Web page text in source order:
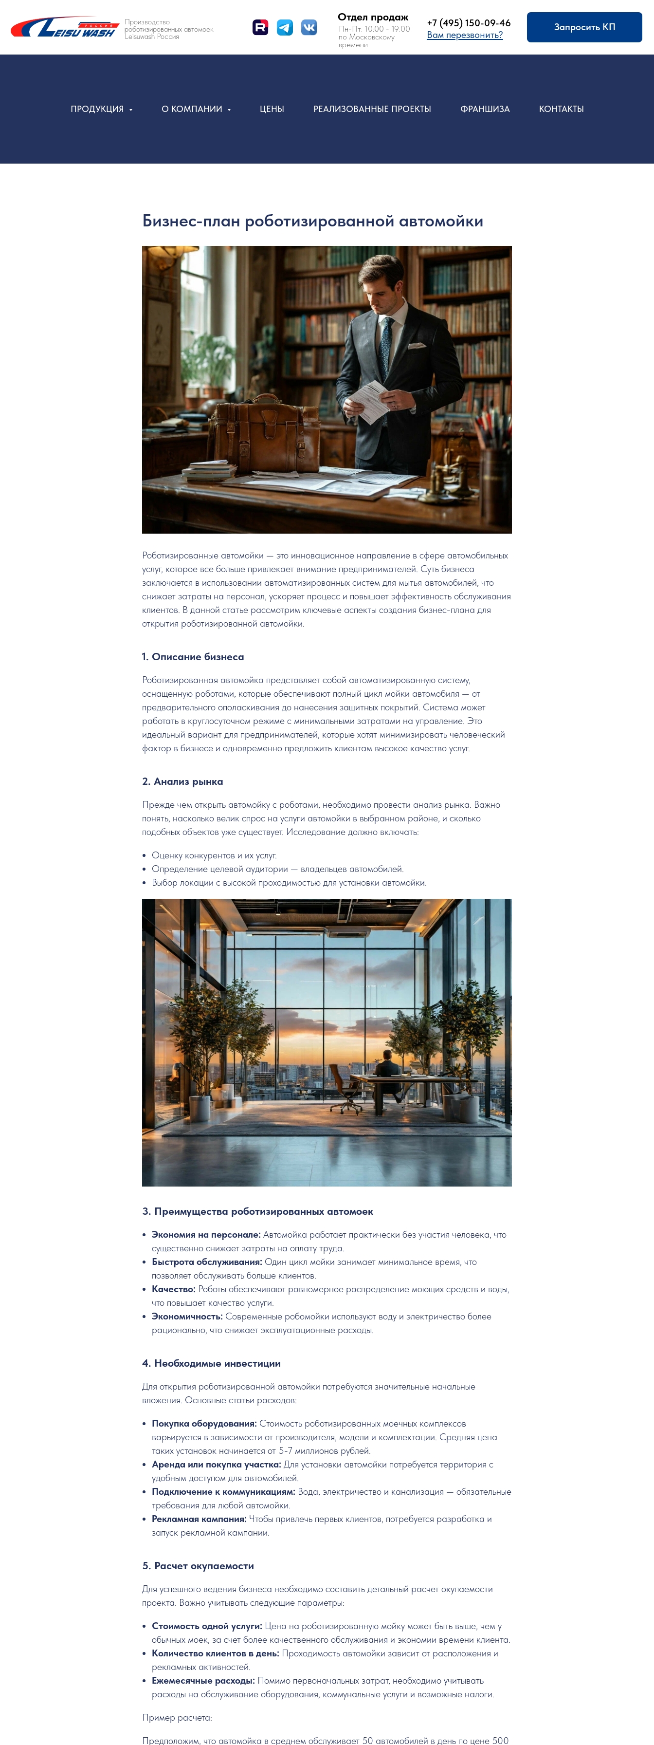
Производство
роботизированных автомоек
Leisuwash Россия
+7 (495) 150-09-46
Отдел продаж
Пн-Пт: 10:00 - 19:00
по Московскому
Вам перезвонить?
Запросить КП
ПРОДУКЦИЯ О КОМПАНИИ ЦЕНЫ РЕАЛИЗОВАННЫЕ ПРОЕКТЫ ФРАНШИЗА КОНТАКТЫ
Бизнес-план роботизированной автомойки
Роботизированные автомойки — это инновационное направление в сфере автомобильных
услуг, которое все больше привлекает внимание предпринимателей. Суть бизнеса
заключается в использовании автоматизированных систем для мытья автомобилей, что
снижает затраты на персонал, ускоряет процесс и повышает эффективность обслуживания
клиентов. В данной статье рассмотрим ключевые аспекты создания бизнес-плана для
открытия роботизированной автомойки.
1. Описание бизнеса
Роботизированная автомойка представляет собой автоматизированную систему,
оснащенную роботами, которые обеспечивают полный цикл мойки автомобиля — от
предварительного ополаскивания до нанесения защитных покрытий. Система может
работать в круглосуточном режиме с минимальными затратами на управление. Это
идеальный вариант для предпринимателей, которые хотят минимизировать человеческий
фактор в бизнесе и одновременно предложить клиентам высокое качество услуг.
2. Анализ рынка
Прежде чем открыть автомойку с роботами, необходимо провести анализ рынка. Важно
понять, насколько велик спрос на услуги автомойки в выбранном районе, и сколько
подобных объектов уже существует. Исследование должно включать:
Оценку конкурентов и их услуг.
Определение целевой аудитории — владельцев автомобилей.
Выбор локации с высокой проходимостью для установки автомойки.
3. Преимущества роботизированных автомоек
Экономия на персонале: Автомойка работает практически без участия человека, что
существенно снижает затраты на оплату труда.
Быстрота обслуживания: Один цикл мойки занимает минимальное время, что
позволяет обслуживать больше клиентов.
Качество: Роботы обеспечивают равномерное распределение моющих средств и воды,
что повышает качество услуги.
Экономичность: Современные робомойки используют воду и электричество более
рационально, что снижает эксплуатационные расходы.
4. Необходимые инвестиции
Для открытия роботизированной автомойки потребуются значительные начальные
вложения. Основные статьи расходов:
Покупка оборудования: Стоимость роботизированных моечных комплексов
варьируется в зависимости от производителя, модели и комплектации. Средняя цена
таких установок начинается от 5-7 миллионов рублей.
Аренда или покупка участка: Для установки автомойки потребуется территория с
удобным доступом для автомобилей.
Подключение к коммуникациям: Вода, электричество и канализация — обязательные
требования для любой автомойки.
Рекламная кампания: Чтобы привлечь первых клиентов, потребуется разработка и
запуск рекламной кампании.
5. Расчет окупаемости
Для успешного ведения бизнеса необходимо составить детальный расчет окупаемости
проекта. Важно учитывать следующие параметры:
Стоимость одной услуги: Цена на роботизированную мойку может быть выше, чем у
обычных моек, за счет более качественного обслуживания и экономии времени клиента.
Количество клиентов в день: Проходимость автомойки зависит от расположения и
рекламных активностей.
Ежемесячные расходы: Помимо первоначальных затрат, необходимо учитывать
расходы на обслуживание оборудования, коммунальные услуги и возможные налоги.
Пример расчета:
Предположим, что автомойка в среднем обслуживает 50 автомобилей в день по цене 500